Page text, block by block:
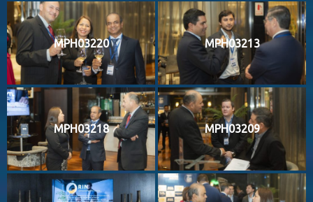
MPH03220 MPH03213
MPH03218 MPH03209